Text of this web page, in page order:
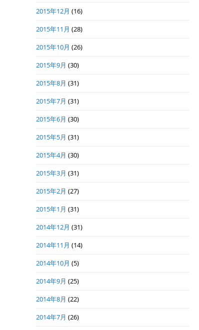
2015年12月 (16)
2015年11月 (28)
2015年10月 (26)
2015年9月 (30)
2015年8月 (31)
2015年7月 (31)
2015年6月 (30)
2015年5月 (31)
2015年4月 (30)
2015年3月 (31)
2015年2月 (27)
2015年1月 (31)
2014年12月 (31)
2014年11月 (14)
2014年10月 (5)
2014年9月 (25)
2014年8月 (22)
2014年7月 (26)